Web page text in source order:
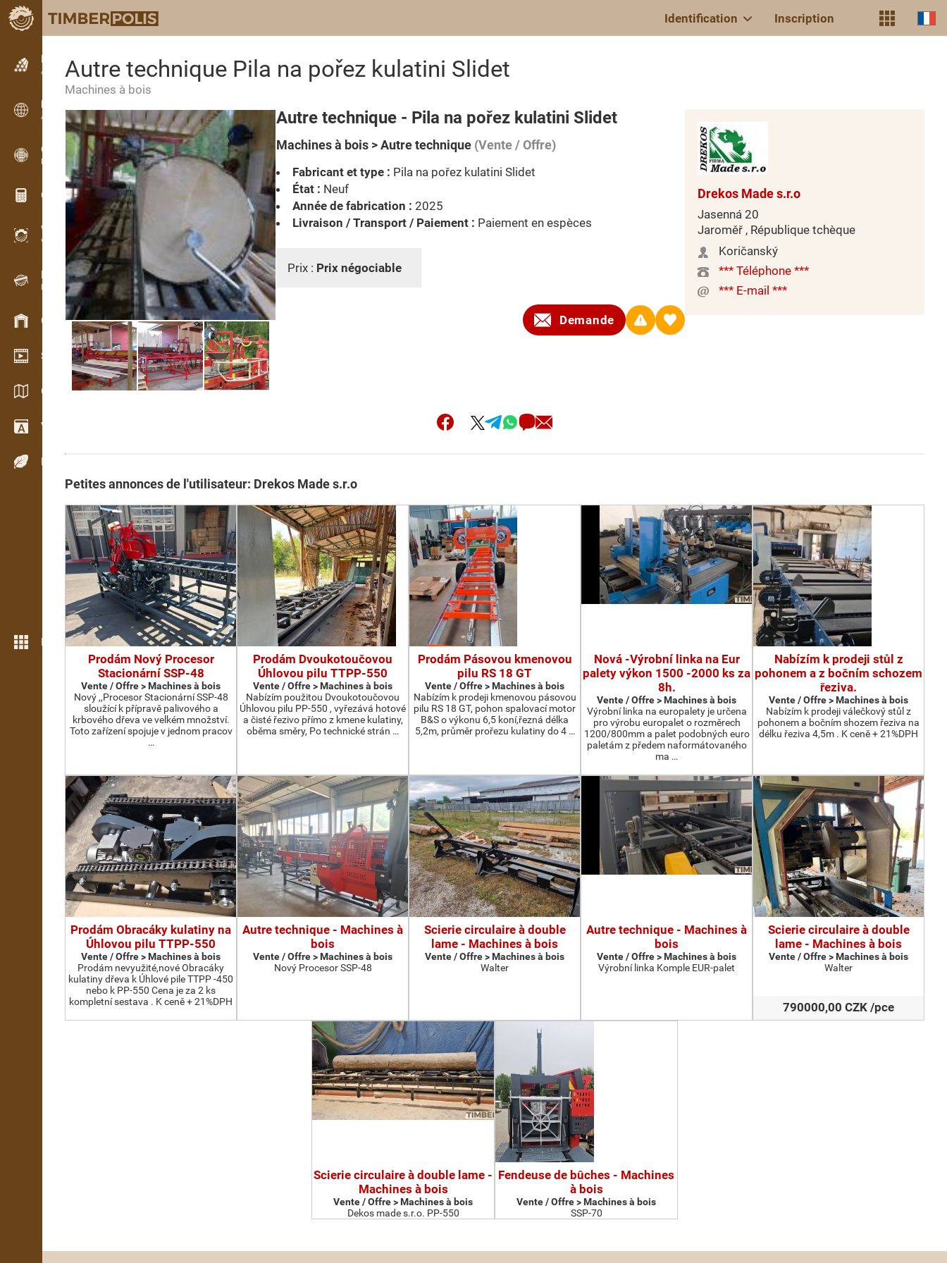
Identification Inscription
Petites annonces
Annonces texte
Petites annonces
Annonces internationales
OPTI-TIMB
Plans de débit
Calculateurs pour le bois
WoodProfi
Volume de bois avec IA
Enregistreur
Inventaire du bois sur le terrain
Gestion du stock
Schowroom vidéo
Catalogues / Brochures
Vocabulaire
Espèces de bois
Plus de fonctions
Autre technique Pila na pořez kulatini Slidet
Machines à bois
Autre technique - Pila na pořez kulatini Slidet
Machines à bois > Autre technique (Vente / Offre)
Fabricant et type : Pila na pořez kulatini Slidet
État : Neuf
Année de fabrication : 2025
Livraison / Transport / Paiement : Paiement en espèces
Prix : Prix négociable
Demande
Drekos Made s.r.o
Jasenná 20
Jaroměř , République tchèque
Koričanský
*** Téléphone ***
*** E-mail ***
Petites annonces de l'utilisateur: Drekos Made s.r.o
Prodám Nový Procesor
Stacionární SSP-48
Vente / Offre > Machines à bois
Nový ,,Procesor Stacionární SSP-48
sloužící k přípravě palivového a
krbového dřeva ve velkém množství.
Toto zařízení spojuje v jednom pracov
…
Prodám Dvoukotoučovou
Úhlovou pilu TTPP-550
Vente / Offre > Machines à bois
Nabízím použitou Dvoukotoučovou
Úhlovou pilu PP-550 , vyřezává hotové
a čisté řezivo přímo z kmene kulatiny,
oběma směry, Po technické strán …
Prodám Pásovou kmenovou
pilu RS 18 GT
Vente / Offre > Machines à bois
Nabízím k prodeji kmenovou pásovou
pilu RS 18 GT, pohon spalovací motor
B&S o výkonu 6,5 koní,řezná délka
5,2m, průměr prořezu kulatiny do 4 …
Nová -Výrobní linka na Eur
palety výkon 1500 -2000 ks za
8h.
Vente / Offre > Machines à bois
Výrobní linka na europalety je určena
pro výrobu europalet o rozměrech
1200/800mm a palet podobných euro
paletám z předem naformátovaného
ma …
Nabízím k prodeji stůl z
pohonem a z bočním schozem
řeziva.
Vente / Offre > Machines à bois
Nabízím k prodeji válečkový stůl z
pohonem a bočním shozem řeziva na
délku řeziva 4,5m . K ceně + 21%DPH
Prodám Obracáky kulatiny na
Úhlovou pilu TTPP-550
Vente / Offre > Machines à bois
Prodám nevyužité,nové Obracáky
kulatiny dřeva k Úhlové pile TTPP -450
nebo k PP-550 Cena je za 2 ks
kompletní sestava . K ceně + 21%DPH
Autre technique - Machines à
bois
Vente / Offre > Machines à bois
Nový Procesor SSP-48
Scierie circulaire à double
lame - Machines à bois
Vente / Offre > Machines à bois
Walter
Autre technique - Machines à
bois
Vente / Offre > Machines à bois
Výrobní linka Komple EUR-palet
Scierie circulaire à double
lame - Machines à bois
Vente / Offre > Machines à bois
Walter
790000,00 CZK /pce
Scierie circulaire à double lame -
Machines à bois
Vente / Offre > Machines à bois
Dekos made s.r.o. PP-550
Fendeuse de bûches - Machines
à bois
Vente / Offre > Machines à bois
SSP-70